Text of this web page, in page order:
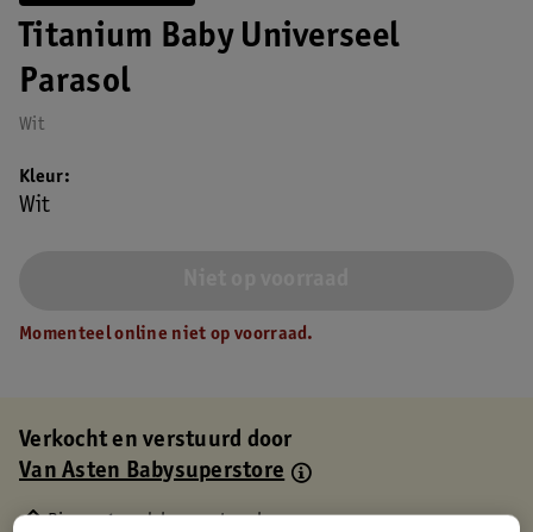
Titanium Baby Universeel
Parasol
Wit
Kleur
Wit
Momenteel online niet op voorraad.
Verkocht en verstuurd door
Van Asten Babysuperstore
Binnen 1 werkdag verstuurd